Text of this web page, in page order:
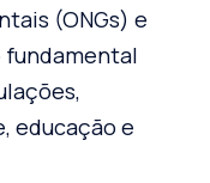
(ONGs) e
fundamental
educação e